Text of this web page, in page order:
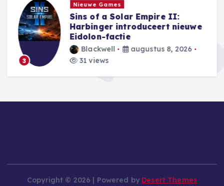
3
Nieuwe Games
Sins of a Solar Empire II:
Harbinger introduceert nieuwe
Eidolon-factie
Blackwell
augustus 8, 2026
31 views
Copyright © 2026 | Powered by Desert Themes